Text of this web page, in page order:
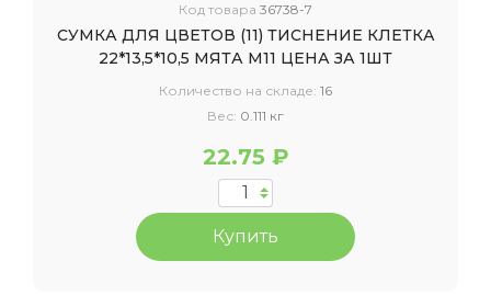
Код товара 36738-7
СУМКА ДЛЯ ЦВЕТОВ (11) ТИСНЕНИЕ КЛЕТКА
22*13,5*10,5 МЯТА М11 ЦЕНА ЗА 1ШТ
Количество на складе: 16
Вес: 0.111 кг
22.75 ₽
Купить